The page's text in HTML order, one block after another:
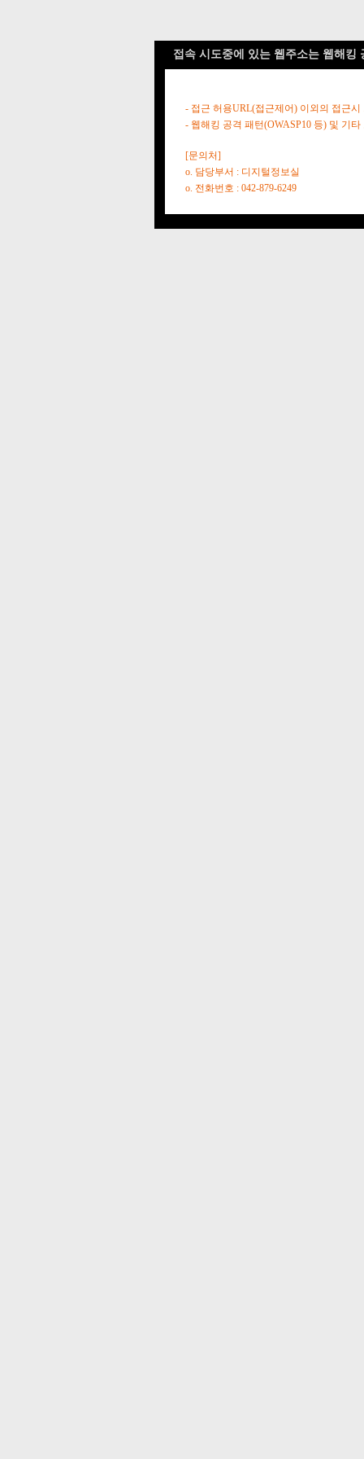
접속 시도중에 있는 웹주소는 웹해킹
- 접근 허용URL(접근제어) 이외의 접근시
- 웹해킹 공격 패턴(OWASP10 등) 및 기
[문의처]
o. 담당부서 : 디지털정보실
o. 전화번호 : 042-879-6249